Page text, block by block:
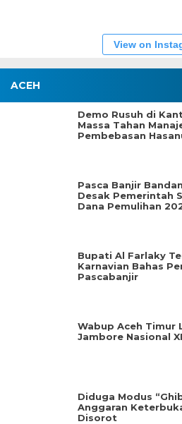
View on
ACEH
Demo Rusuh di
Massa Tahan
Pembebasan
Pasca Banjir
Desak Pemerintah
Dana Pemulihan
Bupati Al Farlaky
Karnavian Bahas
Pascabanjir
Wabup Aceh Timur
Jambore Nasional
Diduga Modus
Anggaran
Disorot